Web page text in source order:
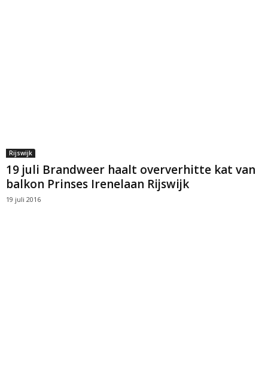
Rijswijk
19 juli Brandweer haalt oververhitte kat van
balkon Prinses Irenelaan Rijswijk
19 juli 2016